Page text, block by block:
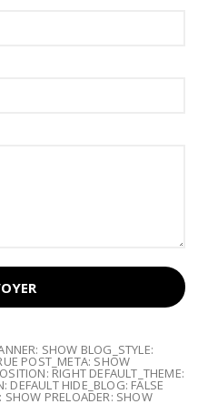
SHOW BLOG_STYLE:
POST_META: SHOW
RIGHT DEFAULT_THEME:
DEFAULT HIDE_BLOG: FALSE
SHOW PRELOADER: SHOW